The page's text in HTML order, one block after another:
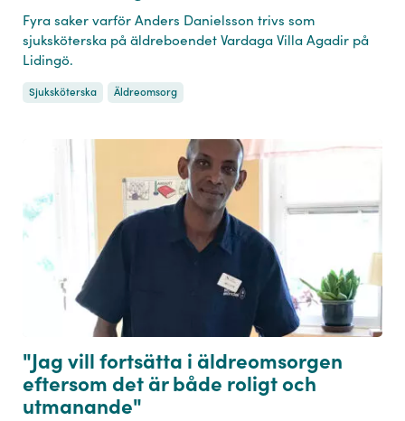
Fyra saker varför Anders Danielsson trivs som
sjuksköterska på äldreboendet Vardaga Villa Agadir på
Lidingö.
Sjuksköterska Äldreomsorg
"Jag vill fortsätta i äldreomsorgen
eftersom det är både roligt och
utmanande"